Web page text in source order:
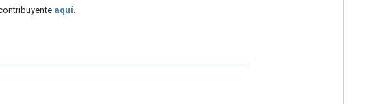
aquí.